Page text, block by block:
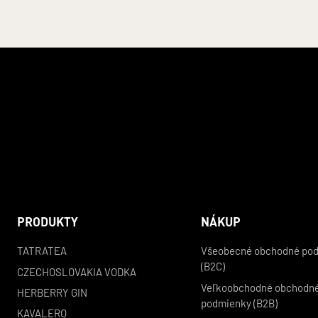
PRODUKTY
TATRATEA
CZECHOSLOVAKIA VODKA
HERBERRY GIN
KAVALERO
NÁKUP
Všeobecné obchodné
(B2C)
Veľkoobchodné
podmienky (B2B)